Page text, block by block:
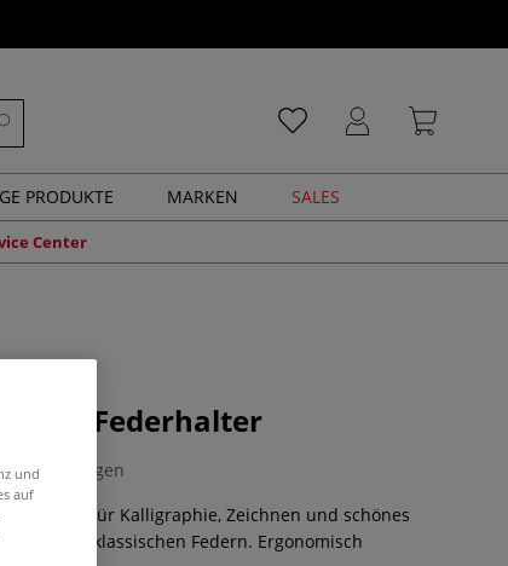
PRODUKTE MARKEN SALES
Center
Federhalter
Bewertungen
ist ideal für Kalligraphie, Zeichnen und schönes
mit allen klassischen Federn. Ergonomisch
und
auf